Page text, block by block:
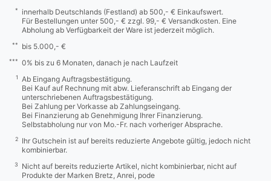
*
innerhalb Deutschlands (Festland) ab 500,- € Einkaufswert.
Für Bestellungen unter 500,- € zzgl. 99,- € Versandkosten. Eine
Abholung ab Verfügbarkeit der Ware ist jederzeit möglich.
** bis 5.000,- €
*** 0% bis zu 6 Monaten, danach je nach Laufzeit
1
Ab Eingang Auftragsbestätigung.
Bei Kauf auf Rechnung mit abw. Lieferanschrift ab Eingang der
unterschriebenen Auftragsbestätigung.
Bei Zahlung per Vorkasse ab Zahlungseingang.
Bei Finanzierung ab Genehmigung Ihrer Finanzierung.
Selbstabholung nur von Mo.-Fr. nach vorheriger Absprache.
2
Ihr Gutschein ist auf bereits reduzierte Angebote gültig, jedoch nicht
kombinierbar.
3
Nicht auf bereits reduzierte Artikel, nicht kombinierbar, nicht auf
Produkte der Marken Bretz, Anrei, pode